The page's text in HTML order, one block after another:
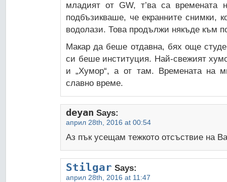
младият от GW, т’ва са времената
подбъзикваше, че екранните снимки,
водолази. Това продължи някъде към
Макар да беше отдавна, бях още
си беше институция. Най-свежият
и „Хумор“, а от там. Времената на
славно време.
deyan Says:
април 28th, 2016 at 00:54
Аз пък усещам тежкото отсъствие на
Stilgar Says:
април 28th, 2016 at 11:47